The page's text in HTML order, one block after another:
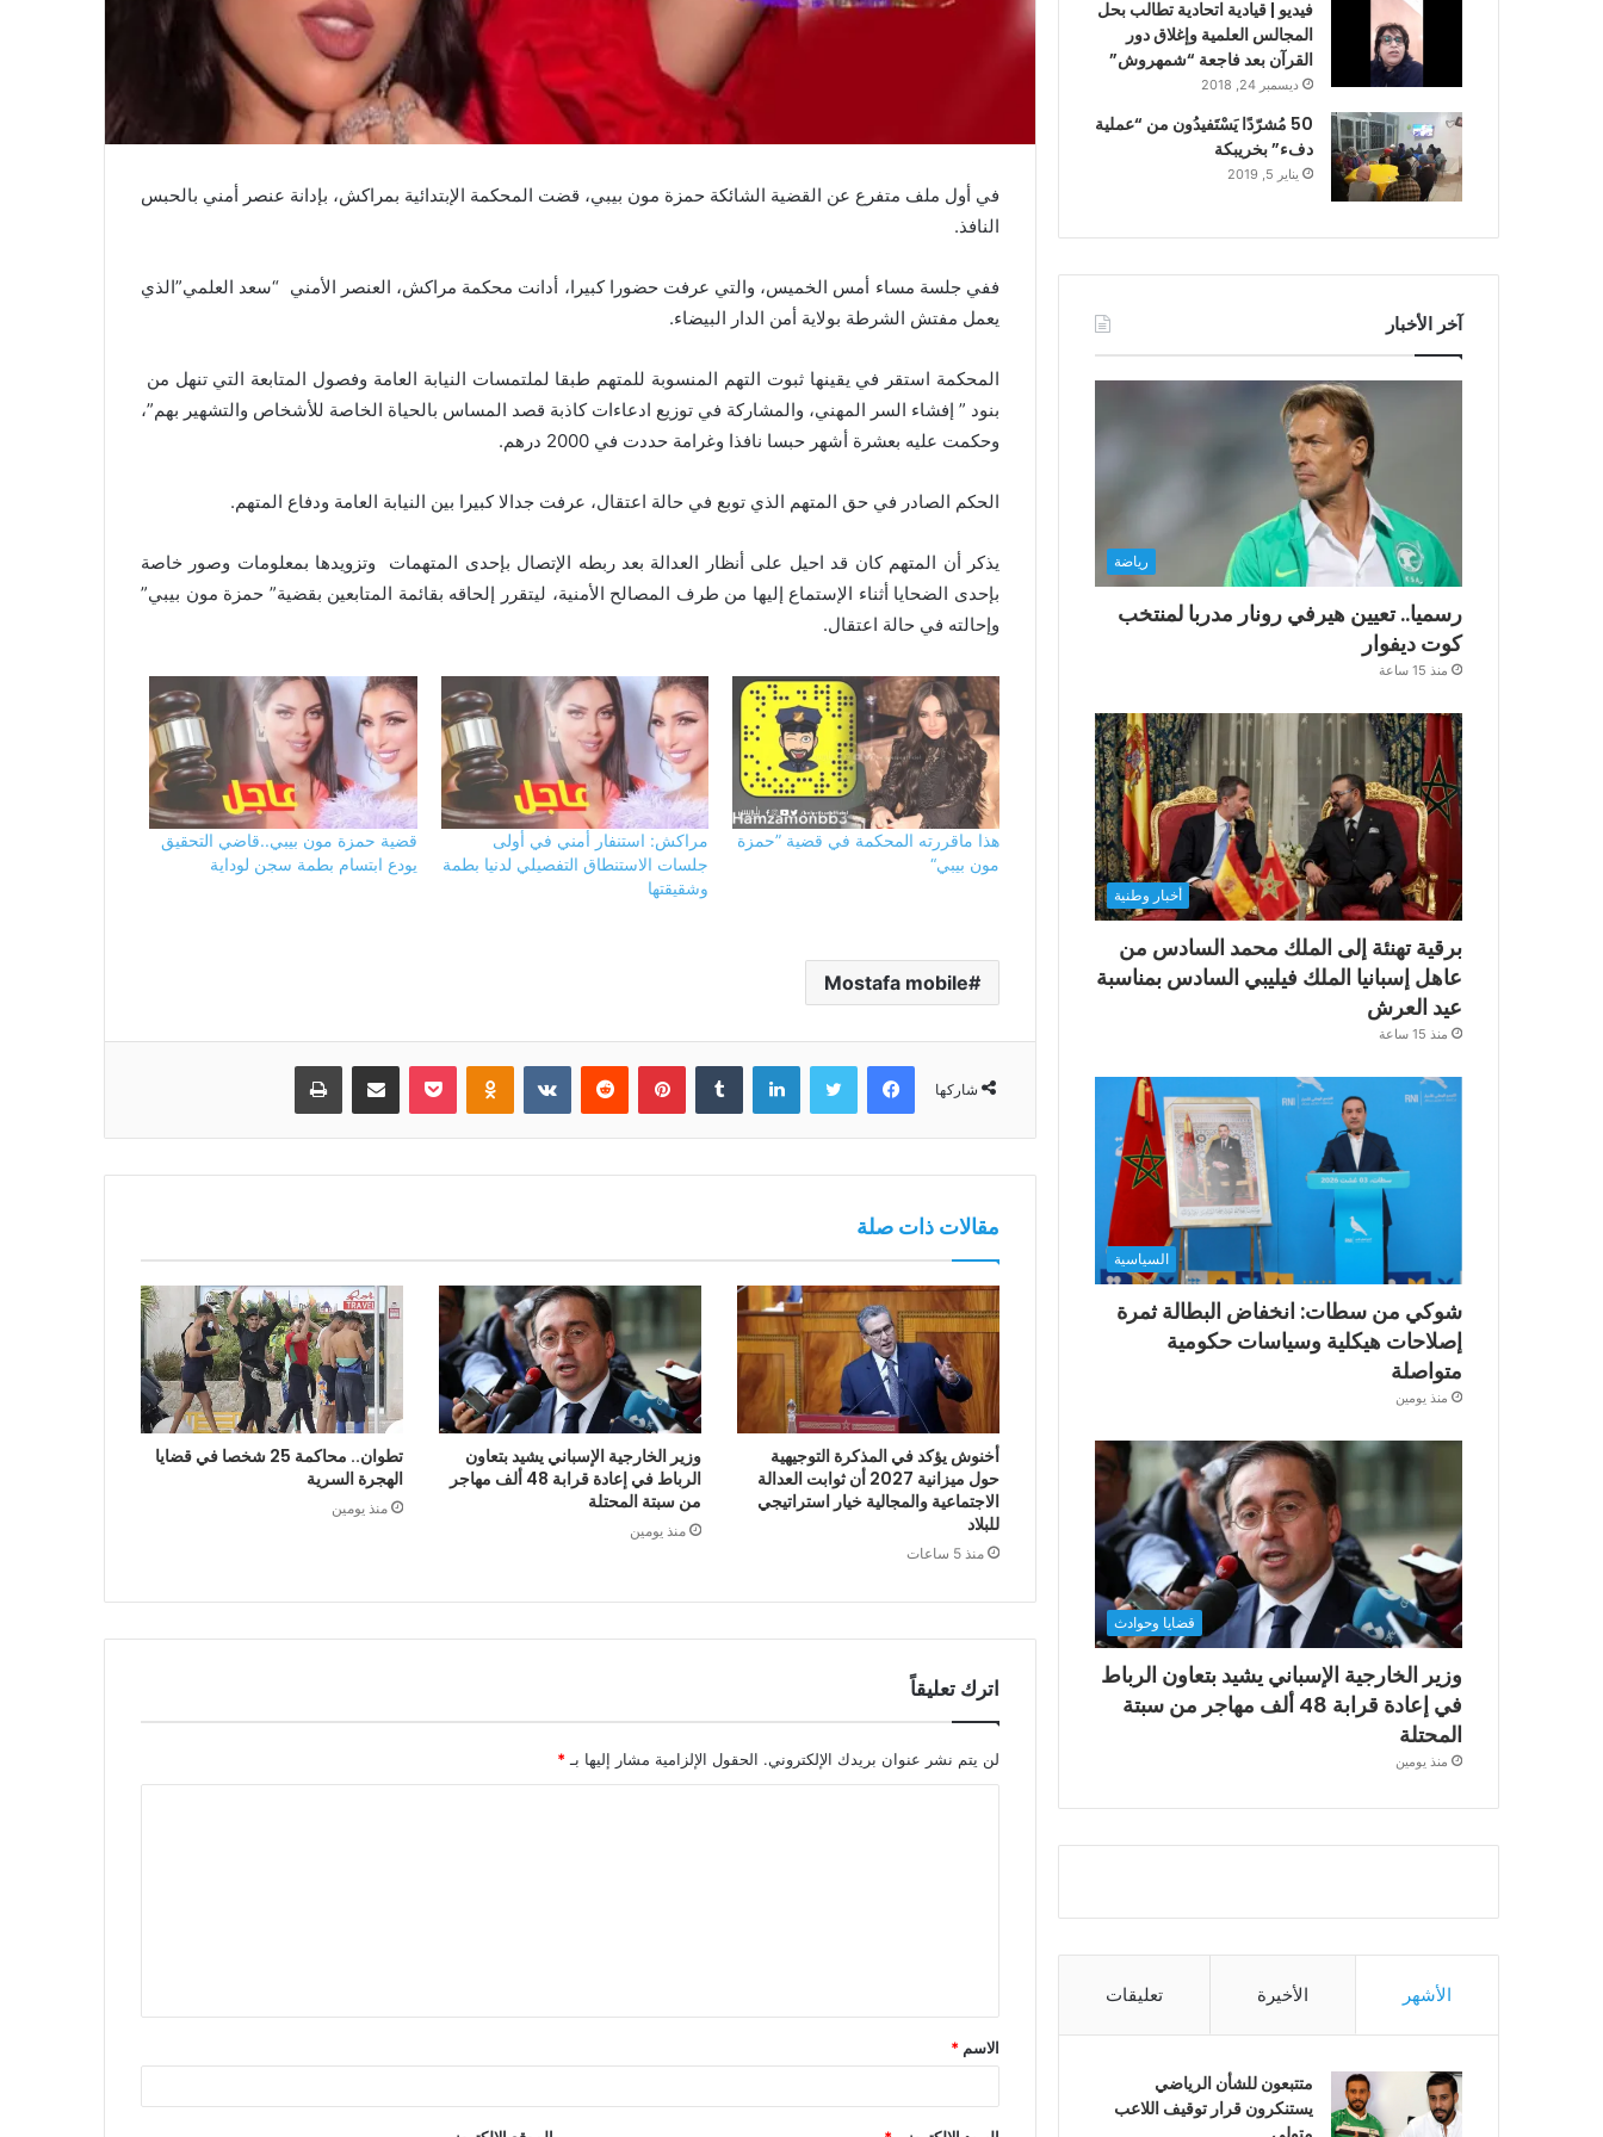
في أول ملف متفرع عن القضية الشائكة حمزة مون بيبي، قضت المحكمة الإبتدائية بمراكش، بإدانة عنصر أمني بالحبس
النافذ.
ففي جلسة مساء أمس الخميس، والتي عرفت حضورا كبيرا، أدانت محكمة مراكش، العنصر الأمني “سعد العلمي”الذي
يعمل مفتش الشرطة بولاية أمن الدار البيضاء.
المحكمة استقر في يقينها ثبوت التهم المنسوبة للمتهم طبقا لملتمسات النيابة العامة وفصول المتابعة التي تنهل من
بنود ” إفشاء السر المهني، والمشاركة في توزيع ادعاءات كاذبة قصد المساس بالحياة الخاصة للأشخاص والتشهير بهم”،
وحكمت عليه بعشرة أشهر حبسا نافذا وغرامة حددت في 2000 درهم.
الحكم الصادر في حق المتهم الذي توبع في حالة اعتقال، عرفت جدالا كبيرا بين النيابة العامة ودفاع المتهم.
يذكر أن المتهم كان قد احيل على أنظار العدالة بعد ربطه الإتصال بإحدى المتهمات وتزويدها بمعلومات وصور خاصة
بإحدى الضحايا أثناء الإستماع إليها من طرف المصالح الأمنية، ليتقرر إلحاقه بقائمة المتابعين بقضية” حمزة مون بيبي”
وإحالته في حالة اعتقال.
هذا ماقررته المحكمة في قضية ”حمزة
مون بيبي“
مراكش: استنفار أمني في أولى
جلسات الاستنطاق التفصيلي لدنيا بطمة
وشقيقتها
قضية حمزة مون بيبي..قاضي التحقيق
يودع ابتسام بطمة سجن لوداية
Mostafa mobile
شاركها
فيسبوك تويتر لينكدإن بينتيريست Odnoklassniki
بوكيت مشاركة عبر البريد طباعة
مقالات ذات صلة
أخنوش يؤكد في المذكرة التوجيهية
حول ميزانية 2027 أن ثوابت العدالة
الاجتماعية والمجالية خيار استراتيجي
للبلاد
منذ 5 ساعات
وزير الخارجية الإسباني يشيد بتعاون
الرباط في إعادة قرابة 48 ألف مهاجر
من سبتة المحتلة
منذ يومين
تطوان.. محاكمة 25 شخصا في قضايا
الهجرة السرية
منذ يومين
اترك تعليقاً
لن يتم نشر عنوان بريدك الإلكتروني. الحقول الإلزامية مشار إليها بـ*
ق
*
الاسم *
فيديو | قيادية اتحادية تطالب بحل
المجالس العلمية وإغلاق دور
القرآن بعد فاجعة “شمهروش”
ديسمبر 24, 2018
50 مُشرّدًا يَسْتَفيدُون من “عملية
دفء” بخريبكة
يناير 5, 2019
آخر الأخبار
رياضة
رسميا.. تعيين هيرفي رونار مدربا لمنتخب
كوت ديفوار
منذ 15 ساعة
أخبار وطنية
برقية تهنئة إلى الملك محمد السادس من
عاهل إسبانيا الملك فيليبي السادس بمناسبة
عيد العرش
منذ 15 ساعة
السياسية
شوكي من سطات: انخفاض البطالة ثمرة
إصلاحات هيكلية وسياسات حكومية
متواصلة
منذ يومين
قضايا وحوادث
وزير الخارجية الإسباني يشيد بتعاون الرباط
في إعادة قرابة 48 ألف مهاجر من سبتة
المحتلة
منذ يومين
الأشهر الأخيرة تعليقات
متتبعون للشأن الرياضي
يستنكرون قرار توقيف اللاعب